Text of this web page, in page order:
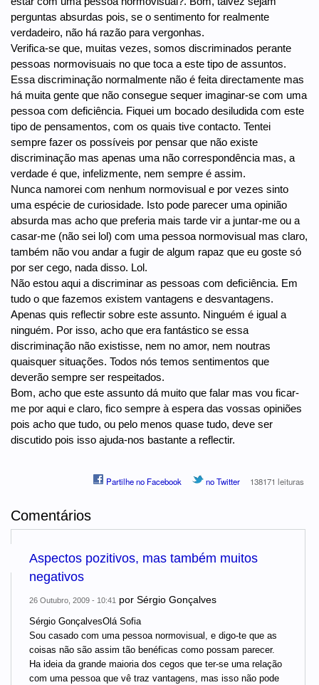
perguntas absurdas pois, se o sentimento for realmente
verdadeiro, não há razão para vergonhas.
Verifica-se que, muitas vezes, somos discriminados perante
pessoas normovisuais no que toca a este tipo de assuntos.
Essa discriminação normalmente não é feita directamente mas
há muita gente que não consegue sequer imaginar-se com uma
pessoa com deficiência. Fiquei um bocado desiludida com este
tipo de pensamentos, com os quais tive contacto. Tentei
sempre fazer os possíveis por pensar que não existe
discriminação mas apenas uma não correspondência mas, a
verdade é que, infelizmente, nem sempre é assim.
Nunca namorei com nenhum normovisual e por vezes sinto
uma espécie de curiosidade. Isto pode parecer uma opinião
absurda mas acho que preferia mais tarde vir a juntar-me ou a
casar-me (não sei lol) com uma pessoa normovisual mas claro,
também não vou andar a fugir de algum rapaz que eu goste só
por ser cego, nada disso. Lol.
Não estou aqui a discriminar as pessoas com deficiência. Em
tudo o que fazemos existem vantagens e desvantagens.
Apenas quis reflectir sobre este assunto. Ninguém é igual a
ninguém. Por isso, acho que era fantástico se essa
discriminação não existisse, nem no amor, nem noutras
quaisquer situações. Todos nós temos sentimentos que
deverão sempre ser respeitados.
Bom, acho que este assunto dá muito que falar mas vou ficar-
me por aqui e claro, fico sempre à espera das vossas opiniões
pois acho que tudo, ou pelo menos quase tudo, deve ser
discutido pois isso ajuda-nos bastante a reflectir.
Partilhe no Facebook no Twitter 138171 leituras
Comentários
Aspectos pozitivos, mas também muitos
negativos
26 Outubro, 2009 - 10:41 por Sérgio Gonçalves
Sérgio GonçalvesOlá Sofia
Sou casado com uma pessoa normovisual, e digo-te que as
coisas não são assim tão benéficas como possam parecer.
Ha ideia da grande maioria dos cegos que ter-se uma relação
com uma pessoa que vê traz vantagens, mas isso não pode